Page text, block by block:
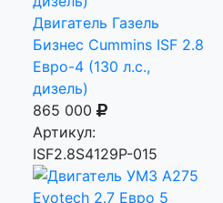
Двигатель Газель
Бизнес Cummins ISF 2.8
Евро-4 (130 л.с.,
дизель)
865 000
Артикул:
ISF2.8S4129P-015